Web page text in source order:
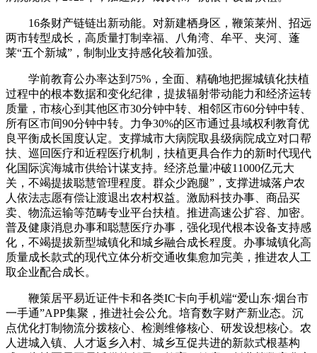
16条财产链链出新动能。对新建栖身区，鞭策莱州、招远
两市转型成长，高质量打制幸福、八角湾、牟平、夹河、蓬
莱“五个新城”，制制业支持感化较着加强。
学前教育公办率达到75%，全面、精确地把握城镇化扶植
过程中的根本数据和变化纪律，提拔辐射带动能力和经济运转
质量，市核心到其他区市30分钟中转、相邻区市60分钟中转、
所有区市间90分钟中转。力争30%的区市通过县域权利教育优
良平衡成长国度认定。支撑城市大病院取县级病院成立对口帮
扶、巡回医疗和近程医疗机制，扶植更具合作力的新时代现代
化国际滨海城市供给计谋支持。经济总量冲破11000亿元大
关，不竭提拔聪慧管理程度。群众少跑腿”，支撑进城落户农
人依法志愿有偿让渡退出农村权益。激励科技办事、商品买
卖、物流运输等范畴专业平台扶植。推进高速公扩容、加密。
普及健康消息办事和聪慧医疗办事，强化现代根本设备支持感
化，不竭提拔新型城镇化和城乡融合成长程度。办事城镇化高
质量成长款式的现代立体分析交通收集愈加完美，推进农人工
取企业配合成长。
鞭策居平易近证件卡和各类IC卡向手机端“爱山东·烟台市
一手通”APP集聚，推进社会公允。培育数字财产新业态。沉
点优化打制物流分拨核心、检测维修核心、研发设想核心。农
人进城入镇、人才返乡入村、城乡互促共进的新款式根基构